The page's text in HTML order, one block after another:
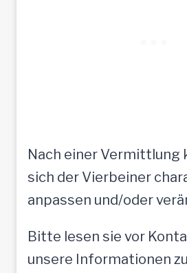
Nach einer Vermittlung
sich der Vierbeiner
anpassen und/oder
Bitte lesen sie vor
unsere Informationen